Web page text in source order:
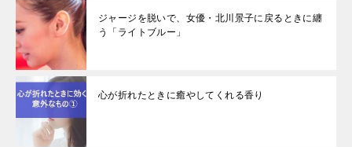
ジャージを脱いで、女優・北川景子に戻るときに纏
う「ライトブルー」
心が折れたときに癒やしてくれる香り